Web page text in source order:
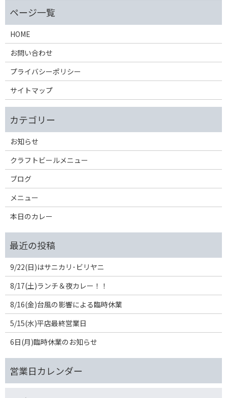
HOME
お問い合わせ
プライバシーポリシー
サイトマップ
お知らせ
クラフトビールメニュー
ブログ
メニュー
本日のカレー
9/22(日)はサニカリ･ビリヤニ
8/17(土)ランチ＆夜カレー！！
8/16(金)台風の影響による臨時休業
5/15(水)平店最終営業日
6日(月)臨時休業のお知らせ